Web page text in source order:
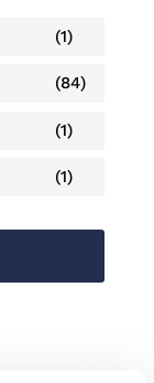
(1)
(84)
(1)
(1)